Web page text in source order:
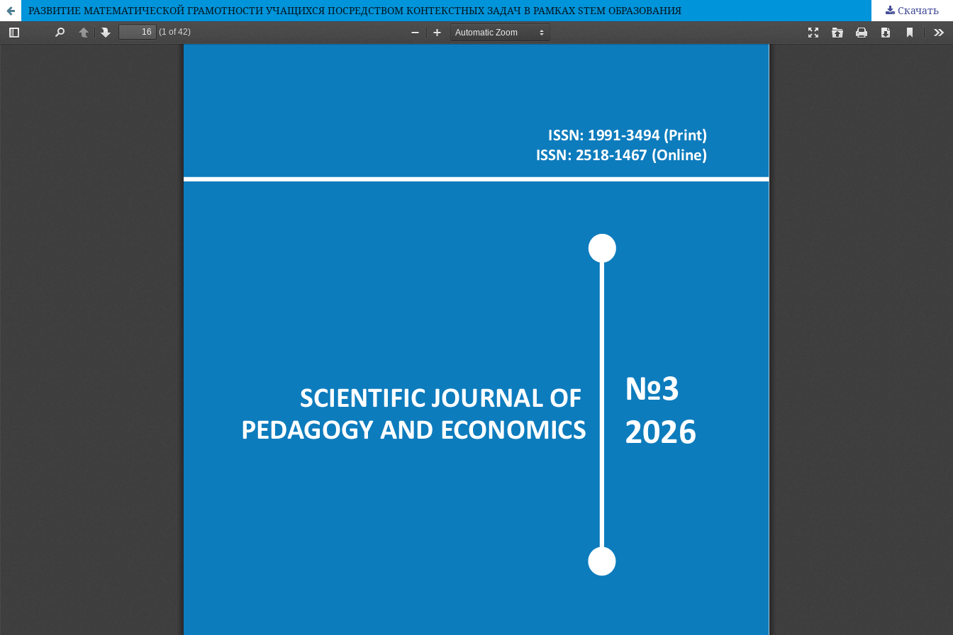
РАЗВИТИЕ МАТЕМАТИЧЕСКОЙ ГРАМОТНОСТИ УЧАЩИХСЯ ПОСРЕДСТВОМ КОНТЕКСТНЫХ ЗАДАЧ В РАМКАХ STEM ОБРАЗОВАНИЯ Скачать